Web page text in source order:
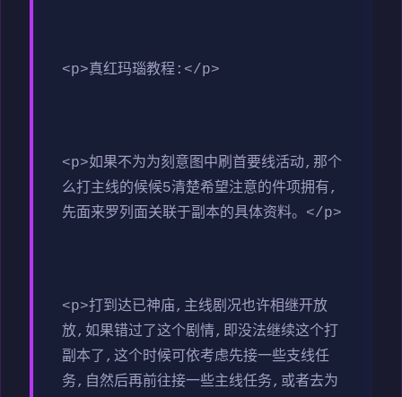
<p>真红玛瑙教程:</p>
<p>如果不为为刻意图中刷首要线活动,那个
么打主线的候候5清楚希望注意的件项拥有,
先面来罗列面关联于副本的具体资料。</p>
<p>打到达已神庙,主线剧况也许相继开放
放,如果错过了这个剧情,即没法继续这个打
副本了,这个时候可依考虑先接一些支线任
务,自然后再前往接一些主线任务,或者去为